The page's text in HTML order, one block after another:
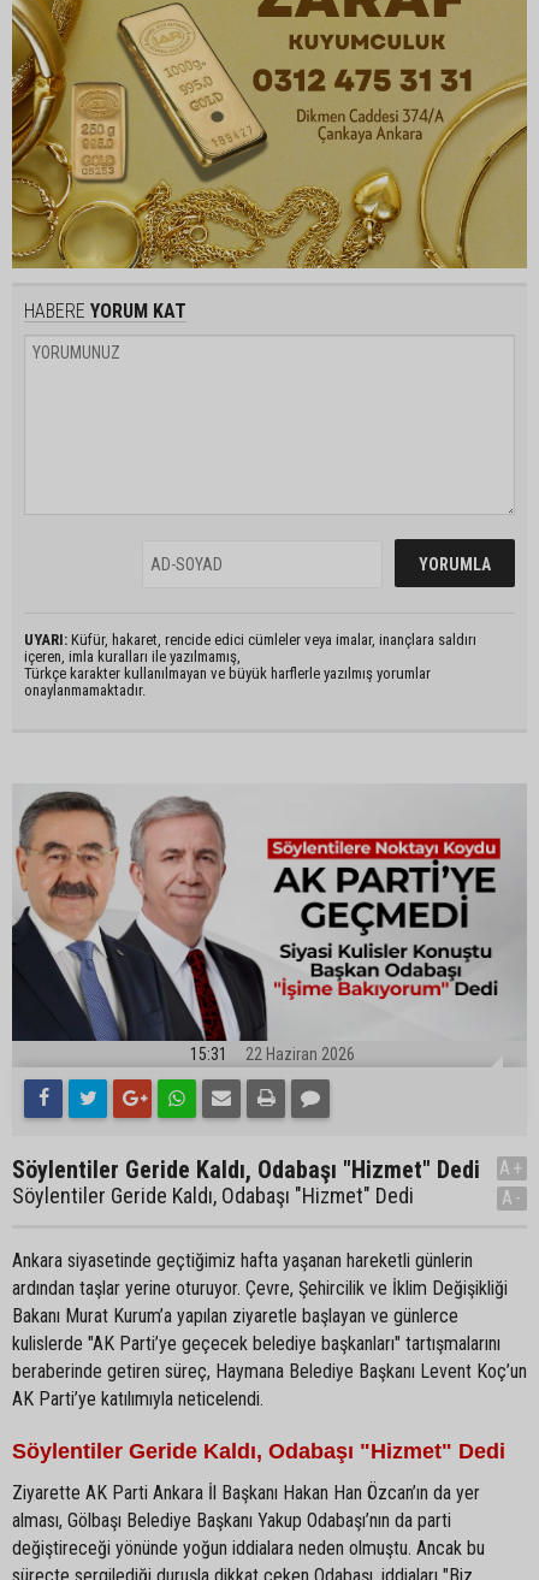
HABERE YORUM KAT
UYARI: Küfür, hakaret, rencide edici cümleler veya imalar, inançlara saldırı
içeren, imla kuralları ile yazılmamış,
Türkçe karakter kullanılmayan ve büyük harflerle yazılmış yorumlar
onaylanmamaktadır.
15:31 22 Haziran 2026
Söylentiler Geride Kaldı, Odabaşı "Hizmet" Dedi
Söylentiler Geride Kaldı, Odabaşı "Hizmet" Dedi
A+
A-
Ankara siyasetinde geçtiğimiz hafta yaşanan hareketli günlerin
ardından taşlar yerine oturuyor. Çevre, Şehircilik ve İklim Değişikliği
Bakanı Murat Kurum’a yapılan ziyaretle başlayan ve günlerce
kulislerde "AK Parti’ye geçecek belediye başkanları" tartışmalarını
beraberinde getiren süreç, Haymana Belediye Başkanı Levent Koç’un
AK Parti’ye katılımıyla neticelendi.
Söylentiler Geride Kaldı, Odabaşı "Hizmet" Dedi
Ziyarette AK Parti Ankara İl Başkanı Hakan Han Özcan’ın da yer
alması, Gölbaşı Belediye Başkanı Yakup Odabaşı’nın da parti
değiştireceği yönünde yoğun iddialara neden olmuştu. Ancak bu